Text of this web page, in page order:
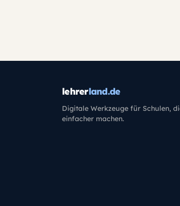
lehrerland.de
Digitale Werkzeuge für Schulen,
einfacher machen.